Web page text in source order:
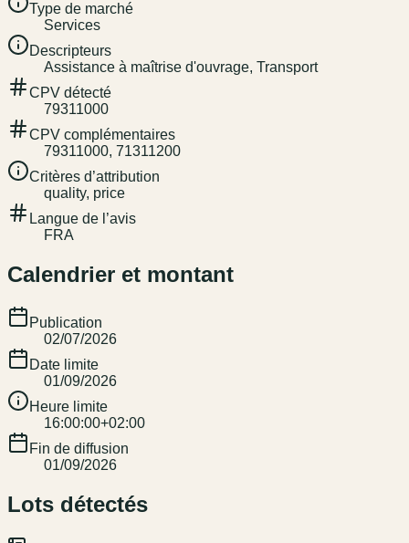
Type de marché
Services
Descripteurs
Assistance à maîtrise d'ouvrage, Transport
CPV détecté
79311000
CPV complémentaires
79311000, 71311200
Critères d’attribution
quality, price
Langue de l’avis
FRA
Calendrier et montant
Publication
02/07/2026
Date limite
01/09/2026
Heure limite
16:00:00+02:00
Fin de diffusion
01/09/2026
Lots détectés